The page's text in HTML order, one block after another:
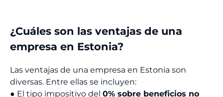
¿Cuáles son las ventajas de una
empresa en Estonia?
Las ventajas de una empresa en Estonia son
diversas. Entre ellas se incluyen:
● El tipo impositivo del 0% sobre beneficios no